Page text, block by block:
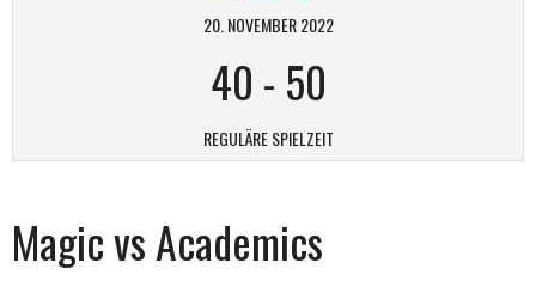
20. NOVEMBER 2022
40 - 50
REGULÄRE SPIELZEIT
Magic vs Academics